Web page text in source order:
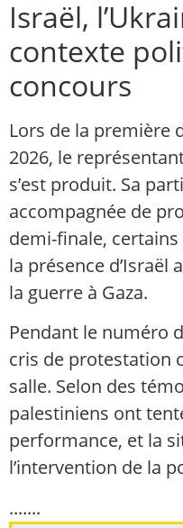
Israël,
contexte
concours
Lors de la première
2026, le
s’est produit. Sa
accompagnée de
demi-finale,
la présence d’Israël
la guerre à Gaza.
Pendant le numéro
cris de protestation
salle. Selon des
palestiniens ont
performance, et la
l’intervention de la
.......